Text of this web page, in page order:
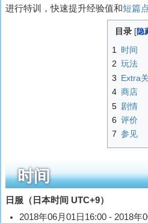
进行特训，快速提升经验值和短篇
目录
1
时间
2 玩法
3 Extra
4 商店
5 剧情
6 评价
7 参见
时间
日服（日本时间 UTC+9）
2018年06月01日16:00 - 2018年